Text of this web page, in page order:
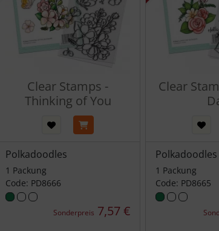
Clear Stamps -
Thinking of You
Polkadoodles
1 Packung
Code: PD8666
Sonderpreis 7,57 €
Clear
Polkadoodles
1 Packung
Code: PD8665